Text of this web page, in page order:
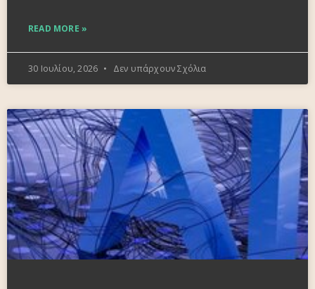
READ MORE »
30 Ιουλίου, 2026 Δεν υπάρχουν Σχόλια